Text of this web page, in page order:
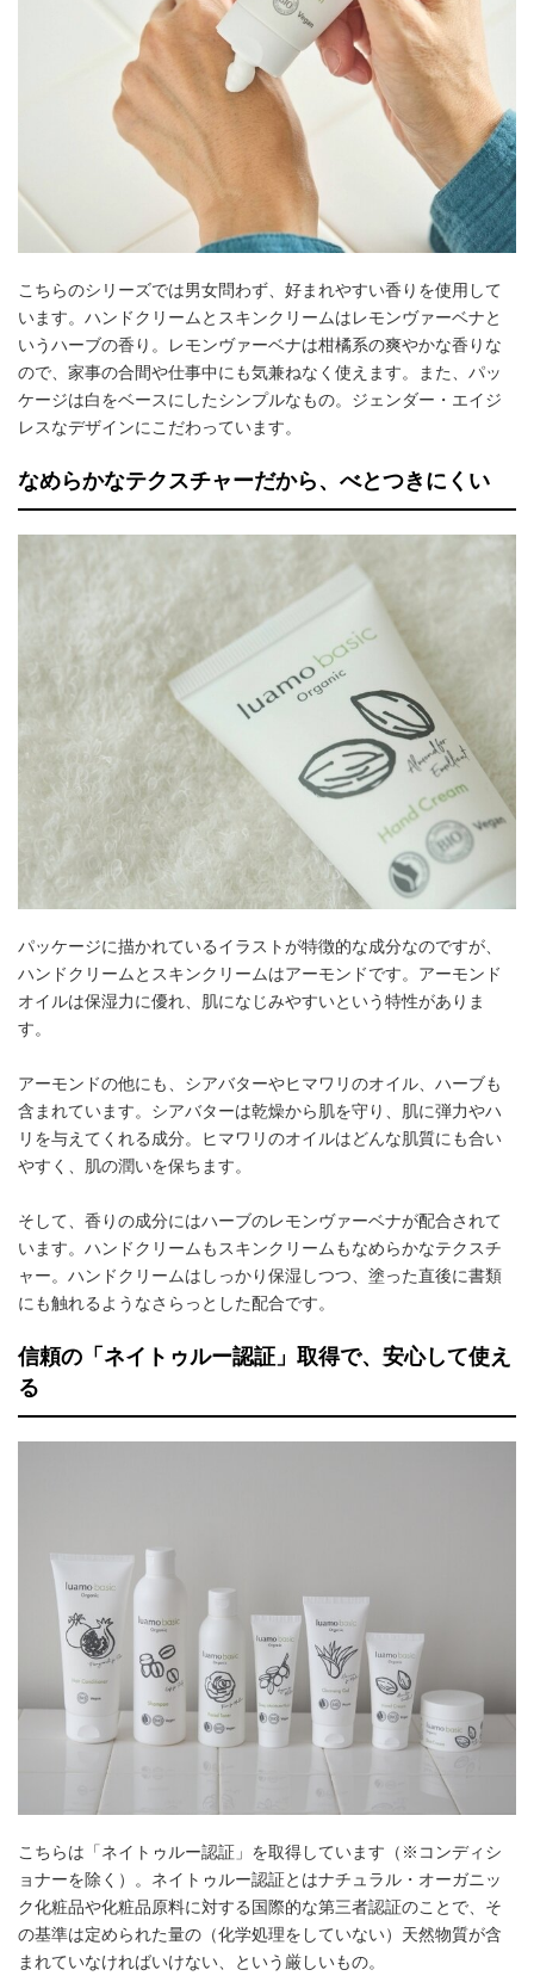
こちらのシリーズでは男女問わず、好まれやすい香りを使用して
います。ハンドクリームとスキンクリームはレモンヴァーベナと
いうハーブの香り。レモンヴァーベナは柑橘系の爽やかな香りな
ので、家事の合間や仕事中にも気兼ねなく使えます。また、パッ
ケージは白をベースにしたシンプルなもの。ジェンダー・エイジ
レスなデザインにこだわっています。
なめらかなテクスチャーだから、べとつきにくい
パッケージに描かれているイラストが特徴的な成分なのですが、
ハンドクリームとスキンクリームはアーモンドです。アーモンド
オイルは保湿力に優れ、肌になじみやすいという特性がありま
す。
アーモンドの他にも、シアバターやヒマワリのオイル、ハーブも
含まれています。シアバターは乾燥から肌を守り、肌に弾力やハ
リを与えてくれる成分。ヒマワリのオイルはどんな肌質にも合い
やすく、肌の潤いを保ちます。
そして、香りの成分にはハーブのレモンヴァーベナが配合されて
います。ハンドクリームもスキンクリームもなめらかなテクスチ
ャー。ハンドクリームはしっかり保湿しつつ、塗った直後に書類
にも触れるようなさらっとした配合です。
信頼の「ネイトゥルー認証」取得で、安心して使え
る
こちらは「ネイトゥルー認証」を取得しています（※コンディシ
ョナーを除く）。ネイトゥルー認証とはナチュラル・オーガニッ
ク化粧品や化粧品原料に対する国際的な第三者認証のことで、そ
の基準は定められた量の（化学処理をしていない）天然物質が含
まれていなければいけない、という厳しいもの。